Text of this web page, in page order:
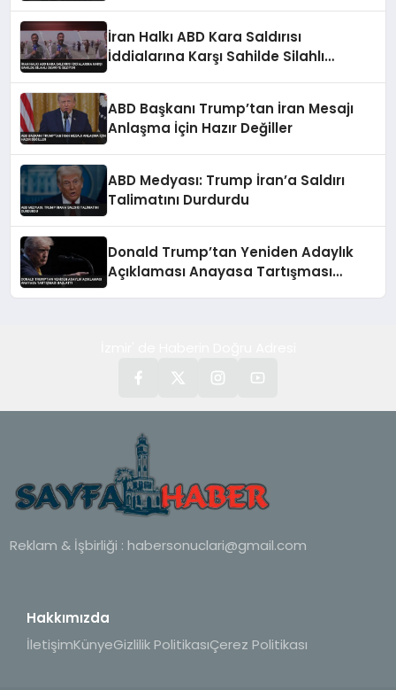
İran Halkı ABD Kara Saldırısı
İddialarına Karşı Sahilde Silahlı
ABD Başkanı Trump’tan İran Mesajı
Anlaşma İçin Hazır Değiller
ABD Medyası: Trump İran’a Saldırı
Talimatını Durdurdu
Donald Trump’tan Yeniden Adaylık
Açıklaması Anayasa Tartışması
Reklam & İşbirliği : habersonuclari@gmail.com
Hakkımızda
İletişimKünyeGizlilik PolitikasıÇerez Politikası